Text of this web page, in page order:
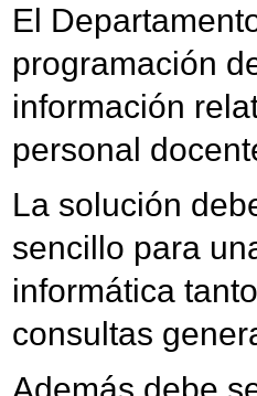
El
programación
información
personal
La solución
sencillo para
informática
consultas
Además debe